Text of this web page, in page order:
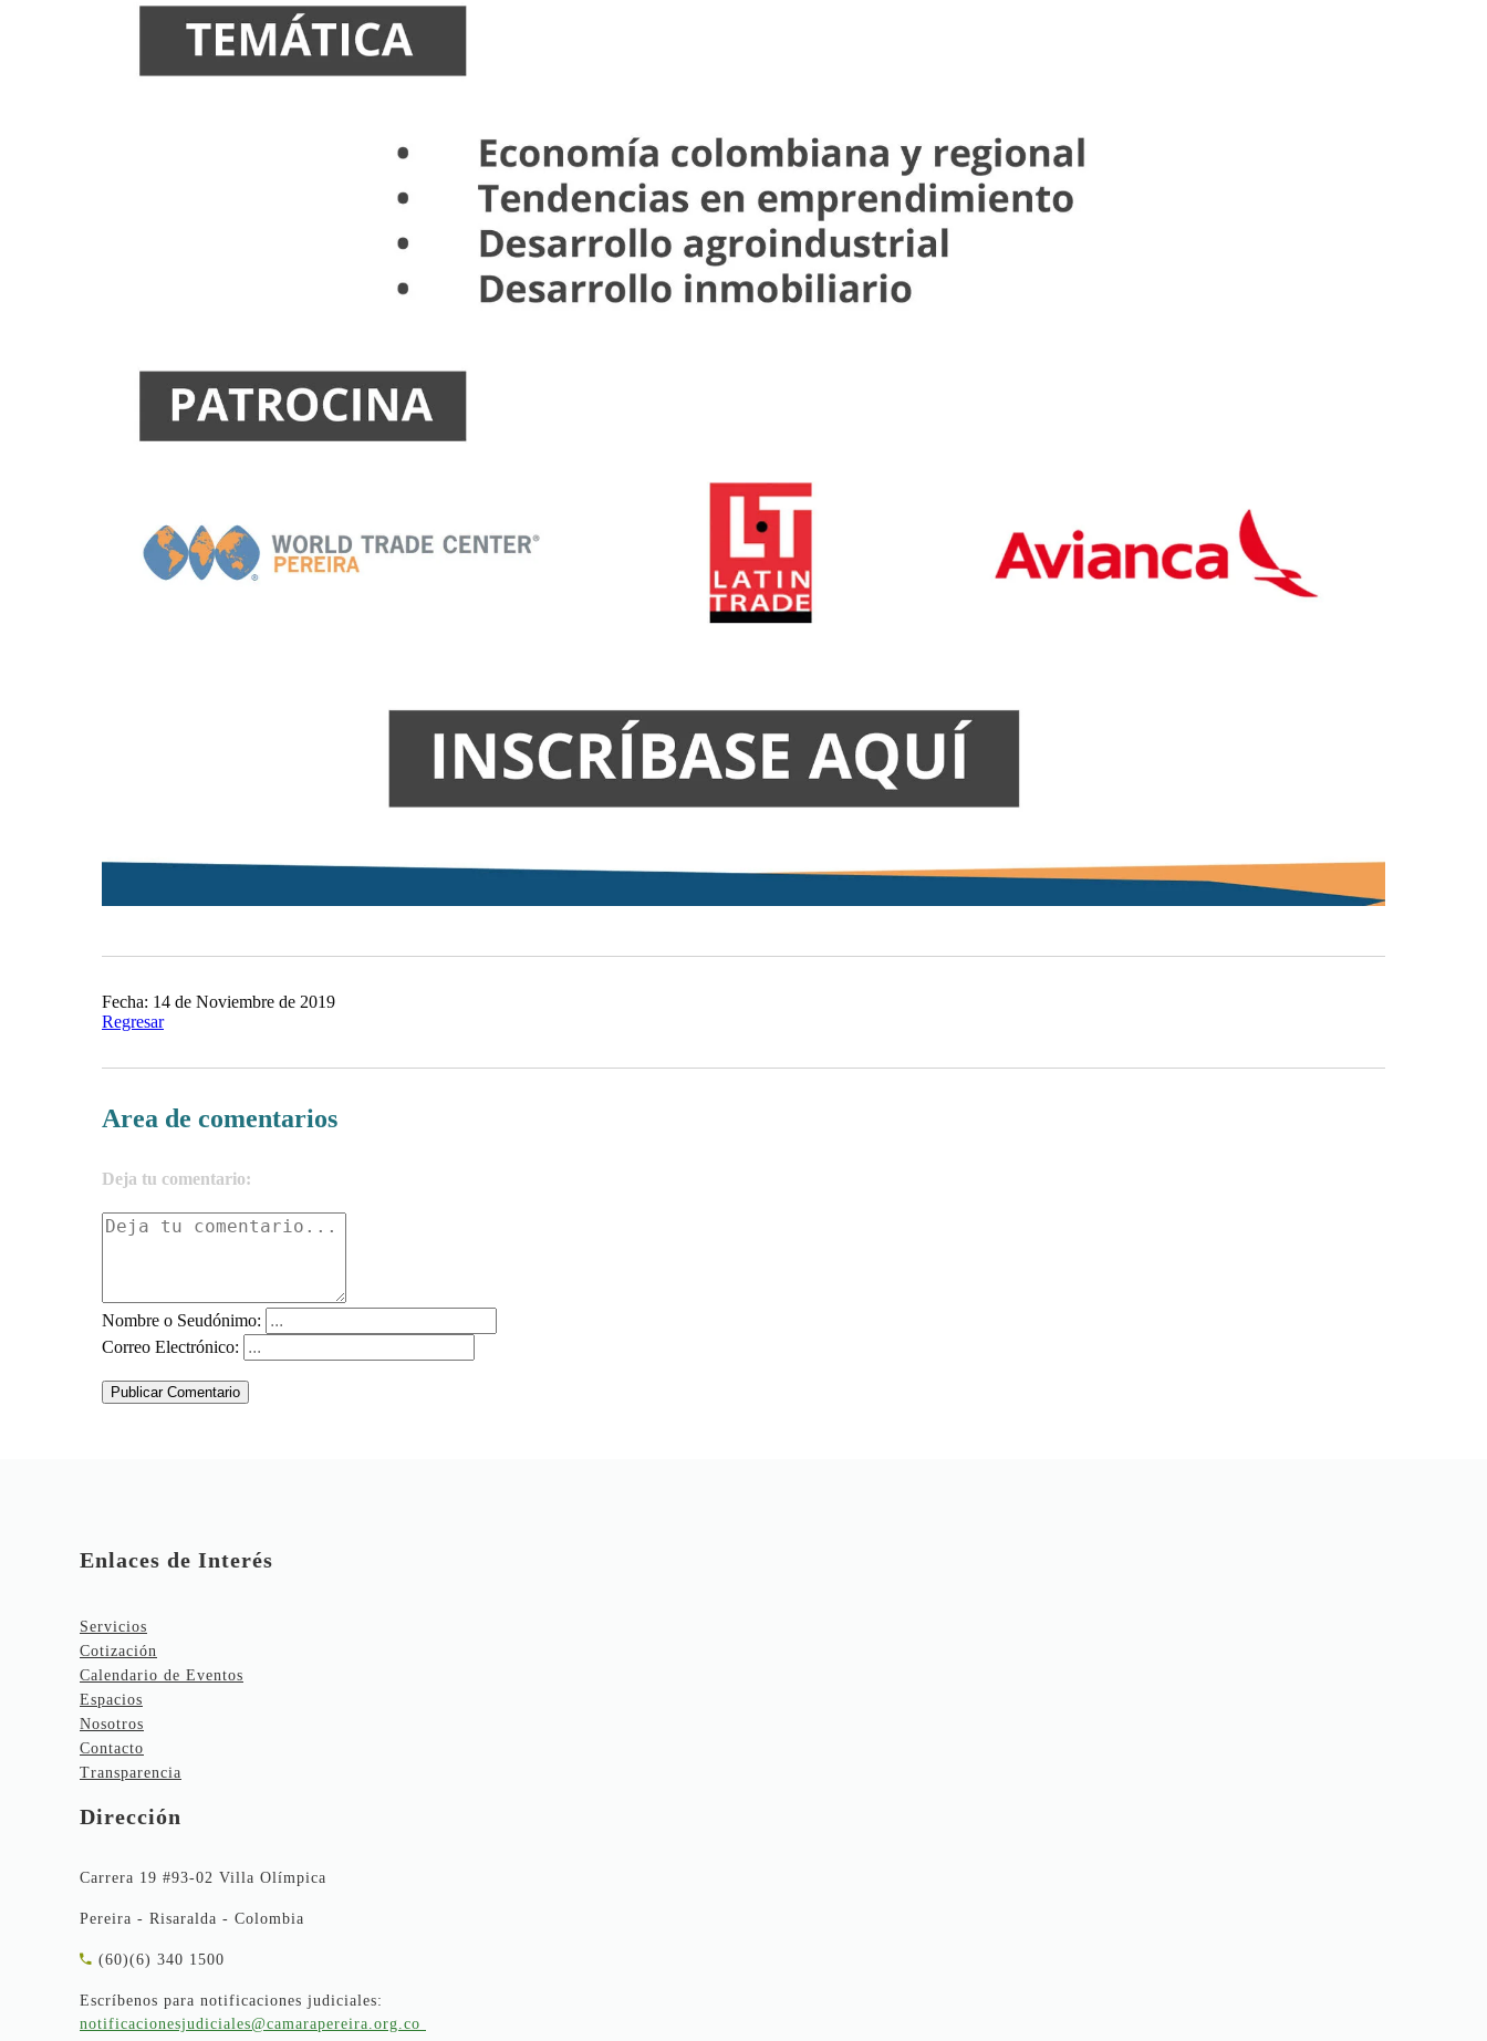
Fecha: 14 de Noviembre de 2019
Regresar
Area de comentarios
Deja tu comentario:
Nombre o Seudónimo:
Correo Electrónico:
Publicar Comentario
Enlaces de Interés
Servicios
Cotización
Calendario de Eventos
Espacios
Nosotros
Contacto
Transparencia
Dirección
Carrera 19 #93-02 Villa Olímpica
Pereira - Risaralda - Colombia
(60)(6) 340 1500
Escríbenos para notificaciones judiciales:
notificacionesjudiciales@camarapereira.org.co